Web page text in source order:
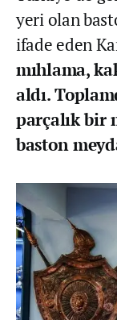
yeri olan
ifade eden
mıhlama,
aldı.
parçalık bir
baston